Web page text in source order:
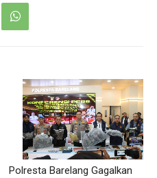
Polresta Barelang Gagalkan